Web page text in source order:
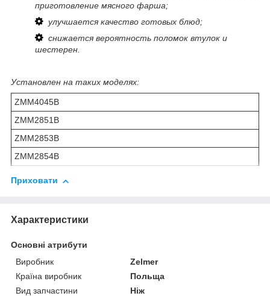
приготовление мясного фарша;
улучшается качество готовых блюд;
снижается вероятность поломок втулок и
шестерен.
Установлен на таких моделях:
ZMM4045B
ZMM2851B
ZMM2853B
ZMM2854B
Приховати
Характеристики
Основні атрибути
Виробник
Zelmer
Країна виробник
Польща
Вид запчастини
Ніж